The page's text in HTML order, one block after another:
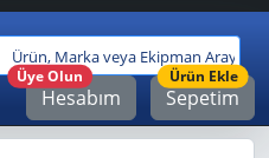
Hesabım
Üye Olun
Sepetim
Ürün Ekle